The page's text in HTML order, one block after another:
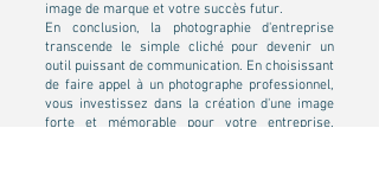
image de marque et votre succès futur.
En conclusion, la photographie d'entreprise
transcende le simple cliché pour devenir un
outil puissant de communication. En choisissant
de faire appel à un photographe professionnel,
vous investissez dans la création d'une image
forte et mémorable pour votre entreprise.